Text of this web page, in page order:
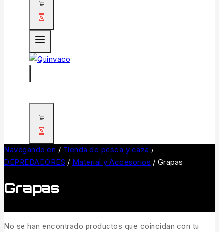
0
0
Navegando en / Tienda de pesca y caza /
DEPREDADORES / Material y Accesorios / Grapas
Grapas
No se han encontrado productos que coincidan con tu